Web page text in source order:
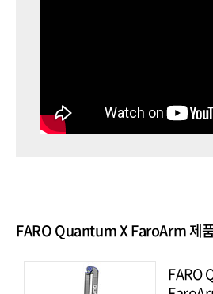
FARO Quantum X FaroArm 제
FARO